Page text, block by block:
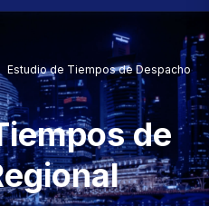
Estudio de Tiempos de Despacho
de